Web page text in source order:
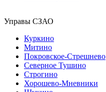
Управы СЗАО
Куркино
Митино
Покровское-Стрешнево
Северное Тушино
Строгино
Хорошево-Мневники